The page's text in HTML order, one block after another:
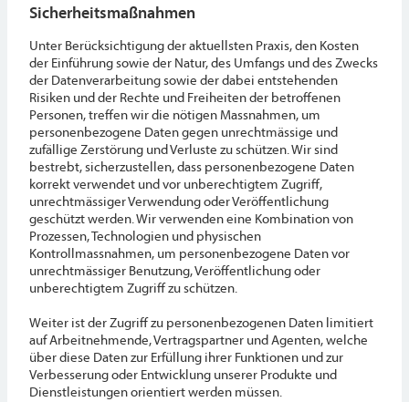
Sicherheitsmaßnahmen
Unter Berücksichtigung der aktuellsten Praxis, den Kosten
der Einführung sowie der Natur, des Umfangs und des Zwecks
der Datenverarbeitung sowie der dabei entstehenden
Risiken und der Rechte und Freiheiten der betroffenen
Personen, treffen wir die nötigen Massnahmen, um
personenbezogene Daten gegen unrechtmässige und
zufällige Zerstörung und Verluste zu schützen. Wir sind
bestrebt, sicherzustellen, dass personenbezogene Daten
korrekt verwendet und vor unberechtigtem Zugriff,
unrechtmässiger Verwendung oder Veröffentlichung
geschützt werden. Wir verwenden eine Kombination von
Prozessen, Technologien und physischen
Kontrollmassnahmen, um personenbezogene Daten vor
unrechtmässiger Benutzung, Veröffentlichung oder
unberechtigtem Zugriff zu schützen.
Weiter ist der Zugriff zu personenbezogenen Daten limitiert
auf Arbeitnehmende, Vertragspartner und Agenten, welche
über diese Daten zur Erfüllung ihrer Funktionen und zur
Verbesserung oder Entwicklung unserer Produkte und
Dienstleistungen orientiert werden müssen.